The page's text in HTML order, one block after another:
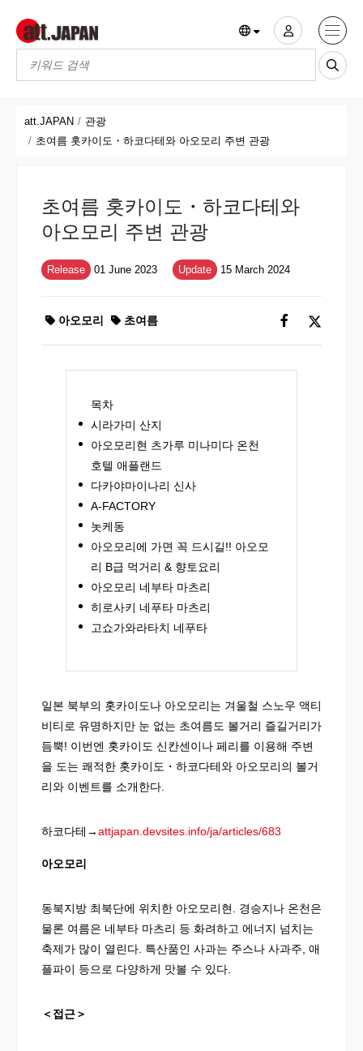
Translations title cont
att.JAPAN
관광
초여름 홋카이도・하코다테와 아오모리 주변 관광
초여름 홋카이도・하코다테와
아오모리 주변 관광
Release 01 June 2023 Update 15 March 2024
아오모리 초여름
목차
시라가미 산지
아오모리현 츠가루 미나미다 온천
호텔 애플랜드
다카야마이나리 신사
A-FACTORY
놋케동
아오모리에 가면 꼭 드시길!! 아오모
리 B급 먹거리 & 향토요리
아오모리 네부타 마츠리
히로사키 네푸타 마츠리
고쇼가와라타치 네푸타
일본 북부의 홋카이도나 아오모리는 겨울철 스노우 액티
비티로 유명하지만 눈 없는 초여름도 볼거리 즐길거리가
듬뿍! 이번엔 홋카이도 신칸센이나 페리를 이용해 주변
을 도는 쾌적한 홋카이도・하코다테와 아오모리의 볼거
리와 이벤트를 소개한다.
하코다테 →attjapan.devsites.info/ja/articles/683
아오모리
동북지방 최북단에 위치한 아오모리현. 경승지나 온천은
물론 여름은 네부타 마츠리 등 화려하고 에너지 넘치는
축제가 많이 열린다. 특산품인 사과는 주스나 사과주, 애
플파이 등으로 다양하게 맛볼 수 있다.
＜접근＞